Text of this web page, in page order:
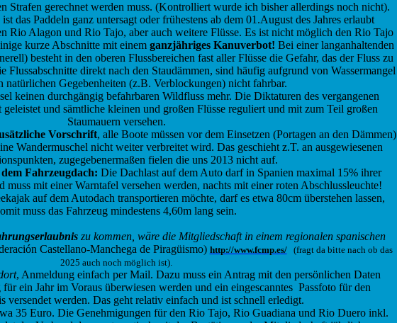
Strafen gerechnet werden muss. (Kontrolliert wurde ich bisher allerdings noch nicht).
das Paddeln ganz untersagt oder frühestens ab dem 01.August des Jahres erlaubt
Rio Alagon und Rio Tajo, aber auch weitere Flüsse. Es ist nicht möglich den Rio Tajo
kurze Abschnitte mit einem ganzjähriges Kanuverbot! Bei einer langanhaltenden
besteht in den oberen Flussbereichen fast aller Flüsse die Gefahr, das der Fluss zu
Flussabschnitte direkt nach den Staudämmen, sind häufig aufgrund von Wassermangel
natürlichen Gegebenheiten (z.B. Verblockungen) nicht fahrbar.
keinen durchgängig befahrbaren Wildfluss mehr. Die Diktaturen des vergangenen
geleistet und sämtliche kleinen und großen Flüsse reguliert und mit zum Teil großen
Staumauern versehen.
Vorschrift, alle Boote müssen vor dem Einsetzen (Portagen an den Dämmen)
Wandermuschel nicht weiter verbreitet wird. Das geschieht z.T. an ausgewiesenen
zugegebenermaßen fielen die uns 2013 nicht auf.
Fahrzeugdach: Die Dachlast auf dem Auto darf in Spanien maximal 15% ihrer
muss mit einer Warntafel versehen werden, nachts mit einer roten Abschlussleuchte!
auf dem Autodach transportieren möchte, darf es etwa 80cm überstehen lassen,
muss das Fahrzeug mindestens 4,60m lang sein.
zu kommen, wäre die Mitgliedschaft in einem regionalen spanischen
Castellano-Manchega de Piragüismo) http://www.fcmp.es/
(fragt da bitte nach ob das
2025 auch noch möglich ist).
, Anmeldung einfach per Mail. Dazu muss ein Antrag mit den persönlichen Daten
ein Jahr im Voraus überwiesen werden und ein eingescanntes Passfoto für den
versendet werden. Das geht relativ einfach und ist schnell erledigt.
35 Euro. Die Genehmigungen für den Rio Tajo, Rio Guadiana und Rio Duero inkl.